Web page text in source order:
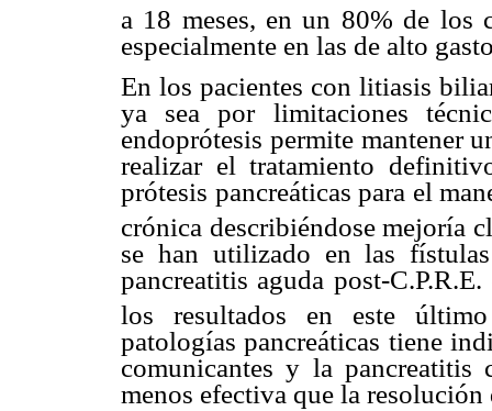
a 18 meses, en un 80% de los
especialmente en las de alto
En los pacientes con litiasis
ya sea por limitaciones
endoprótesis permite mantener
realizar el tratamiento
prótesis pancreáticas para el
crónica describiéndose mejoría
se han utilizado en las
pancreatitis aguda post-
los resultados en este
patologías pancreáticas tiene
comunicantes y la pancreatitis
menos efectiva que la